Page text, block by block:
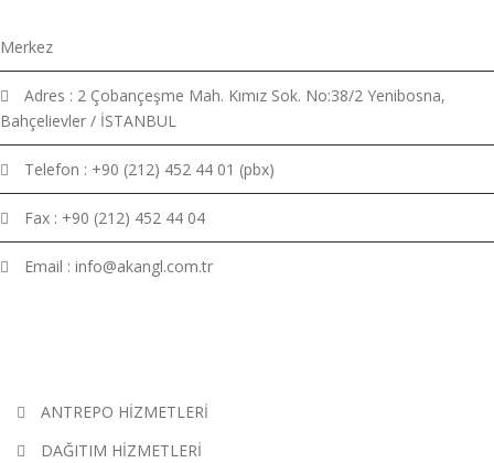
Merkez
Adres : 2 Çobançeşme Mah. Kımız Sok. No:38/2 Yenibosna,
Bahçelievler / İSTANBUL
Telefon : +90 (212) 452 44 01 (pbx)
Fax : +90 (212) 452 44 04
Email : info@akangl.com.tr
ANTREPO HİZMETLERİ
DAĞITIM HİZMETLERİ